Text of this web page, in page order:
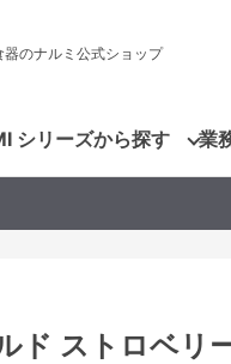
器のナルミ公式ショップ
シリーズから探す 業
ド ストロベ